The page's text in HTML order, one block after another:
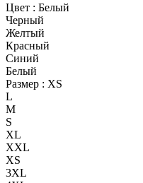
Цвет : Белый
Черный
Желтый
Красный
Синий
Белый
Размер : XS
L
M
S
XL
XXL
XS
3XL